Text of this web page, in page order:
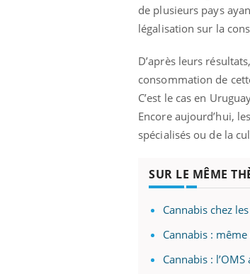
de plusieurs pays
légalisation sur la
D’après leurs
consommation de
C’est le cas en
Encore aujourd’hui,
spécialisés ou de la
SUR LE MÊME
Cannabis chez
Cannabis :
Cannabis :
Diabète & Ramadan 2026
Le Ramadan approche, et, pour
nombreuses personnes atteintes
diabète, c'est une période de